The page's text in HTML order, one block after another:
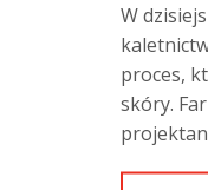
W
proces,
skóry.